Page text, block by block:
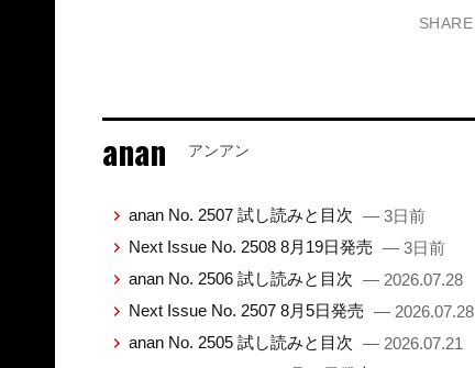
SHARE
anan アンアン
anan No. 2507 試し読みと目次 — 3日前
Next Issue No. 2508 8月19日発売 — 3日前
anan No. 2506 試し読みと目次 — 2026.07.28
Next Issue No. 2507 8月5日発売 — 2026.07.28
anan No. 2505 試し読みと目次 — 2026.07.21